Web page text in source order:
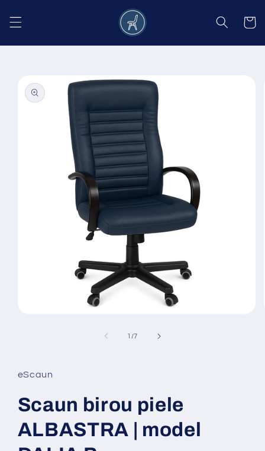
conținut
Coș
informațiile
despre
produs
fereastră
modală
1 /din
7
eScaun
Scaun birou piele
ALBASTRA | model